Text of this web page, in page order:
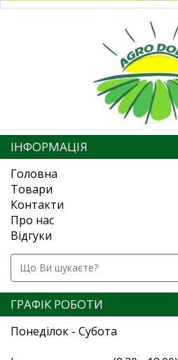
ІНФОРМАЦІЯ
Головна
Товари
Контакти
Про нас
Відгуки
ГРАФІК РОБОТИ
Понеділок - Субота